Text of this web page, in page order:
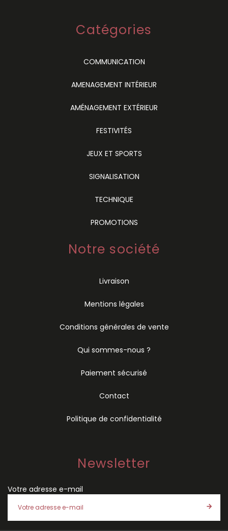
Catégories
COMMUNICATION
AMENAGEMENT INTÉRIEUR
AMÉNAGEMENT EXTÉRIEUR
FESTIVITÉS
JEUX ET SPORTS
SIGNALISATION
TECHNIQUE
PROMOTIONS
Notre société
Livraison
Mentions légales
Conditions générales de vente
Qui sommes-nous ?
Paiement sécurisé
Contact
Politique de confidentialité
Newsletter
Votre adresse e-mail